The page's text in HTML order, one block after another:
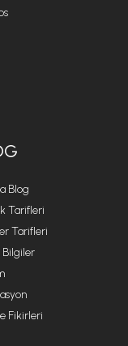
Blog
Tarifleri
Tarifleri
Bilgiler
Fikirleri